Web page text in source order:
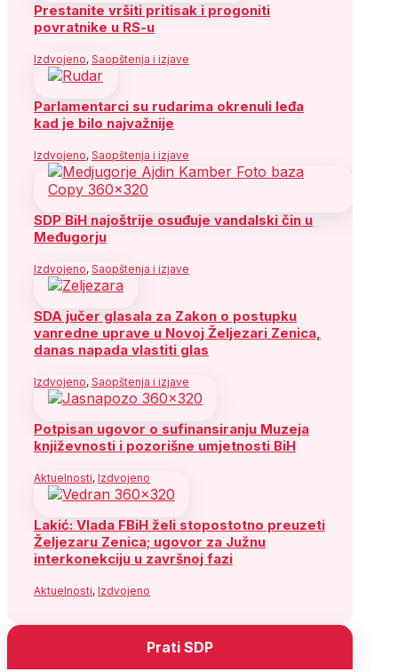
Prestanite vršiti pritisak i progoniti
povratnike u RS-u
Izdvojeno, Saopštenja i izjave
Parlamentarci su rudarima okrenuli leđa
kad je bilo najvažnije
Izdvojeno, Saopštenja i izjave
SDP BiH najoštrije osuđuje vandalski čin u
Međugorju
Izdvojeno, Saopštenja i izjave
SDA jučer glasala za Zakon o postupku
vanredne uprave u Novoj Željezari Zenica,
danas napada vlastiti glas
Izdvojeno, Saopštenja i izjave
Potpisan ugovor o sufinansiranju Muzeja
književnosti i pozorišne umjetnosti BiH
Aktuelnosti, Izdvojeno
Lakić: Vlada FBiH želi stopostotno preuzeti
Željezaru Zenica; ugovor za Južnu
interkonekciju u završnoj fazi
Aktuelnosti, Izdvojeno
Prati SDP